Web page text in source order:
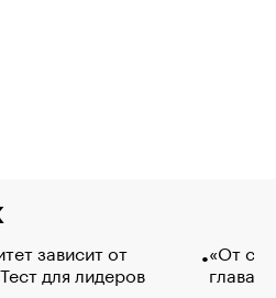
зависит от
для лидеров
«От
глава